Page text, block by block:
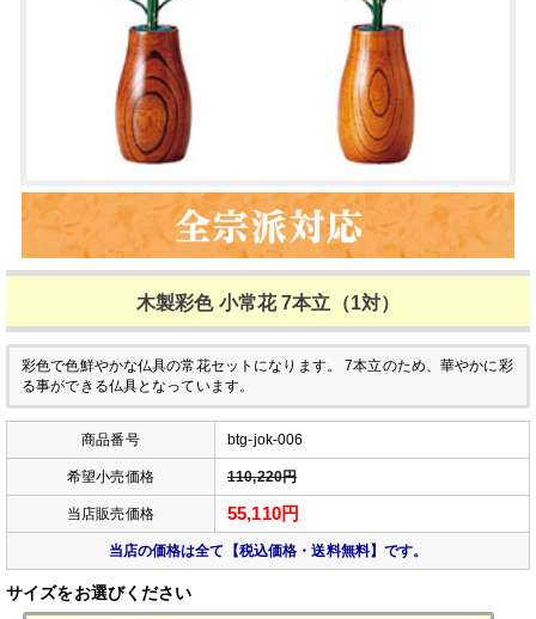
木製彩色 小常花 7本立（1対）
彩色で色鮮やかな仏具の常花セットになります。
7本立のため、華やかに彩
る事ができる仏具となっています。
商品番号 btg-jok-006
希望小売価格 110,220円
当店販売価格 55,110円
当店の価格は全て【税込価格・送料無料】です。
サイズをお選びください